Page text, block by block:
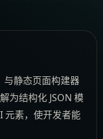
静态页面构建器
为结构化 JSON 模
元素，使开发者能